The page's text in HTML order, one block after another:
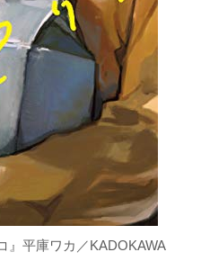
』平庫ワカ／KADOKAWA